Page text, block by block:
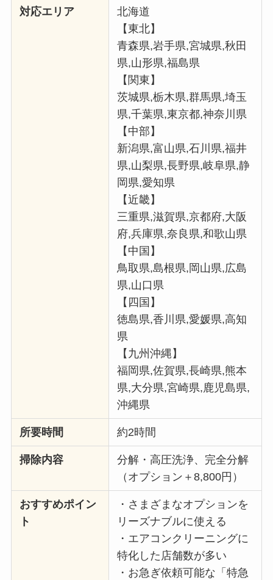
対応エリア
北海道
【東北】
青森県,岩手県,宮城県,秋田
県,山形県,福島県
【関東】
茨城県,栃木県,群馬県,埼玉
県,千葉県,東京都,神奈川県
【中部】
新潟県,富山県,石川県,福井
県,山梨県,長野県,岐阜県,静
岡県,愛知県
【近畿】
三重県,滋賀県,京都府,大阪
府,兵庫県,奈良県,和歌山県
【中国】
鳥取県,島根県,岡山県,広島
県,山口県
【四国】
徳島県,香川県,愛媛県,高知
県
【九州沖縄】
福岡県,佐賀県,長崎県,熊本
県,大分県,宮崎県,鹿児島県,
沖縄県
所要時間 約2時間
掃除内容
分解・高圧洗浄、完全分解
（オプション＋8,800円）
おすすめポイン
ト
・さまざまなオプションを
リーズナブルに使える
・エアコンクリーニングに
特化した店舗数が多い
・お急ぎ依頼可能な「特急